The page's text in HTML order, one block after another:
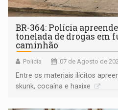
BR-364: Polícia
tonelada de drogas em
caminhão
Polícia 07 de Agosto de
Entre os materiais ilícitos
skunk, cocaína e haxixe